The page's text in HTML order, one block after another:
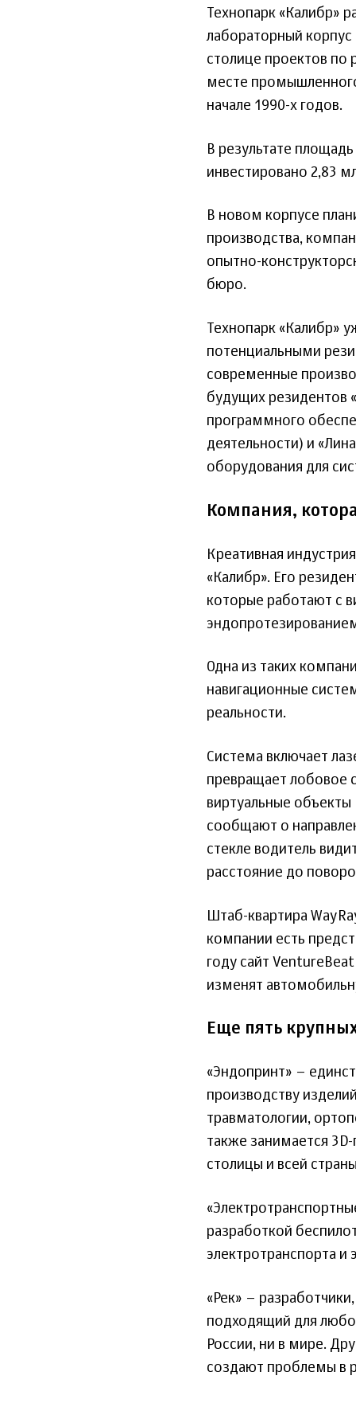
Технопарк «Калибр»
лабораторный
столице проектов по
месте
начале 1990-х годов.
В результате
инвестировано 2,83
В новом корпусе
производства,
опытно-
бюро.
Технопарк «Калибр»
потенциальными
современные
будущих резидентов
программного
деятельности) и
оборудования для
Компания,
Креативная
«Калибр». Его
которые работают с
Одна из таких
навигационные
реальности.
Система включает
превращает лобовое
виртуальные
сообщают о
стекле водитель
расстояние до
Штаб-квартира
компании есть
году сайт
изменят
Еще пять
«Эндопринт» –
производству
травматологии,
также занимается
столицы и всей
разработкой
электротранспорта и
«Рек» –
подходящий для
России, ни в мире.
создают проблемы в